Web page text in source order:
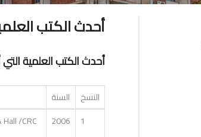
أحدث الكتب
أحدث الكتب العلمية التي
السنة
النسخ
/CRC 2006 1